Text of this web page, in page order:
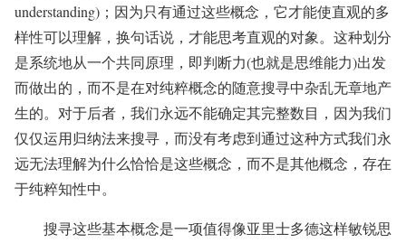
understanding)；因为只有通过这些概念，它才能使直观的多
样性可以理解，换句话说，才能思考直观的对象。这种划分
是系统地从一个共同原理，即判断力(也就是思维能力)出发
而做出的，而不是在对纯粹概念的随意搜寻中杂乱无章地产
生的。对于后者，我们永远不能确定其完整数目，因为我们
仅仅运用归纳法来搜寻，而没有考虑到通过这种方式我们永
远无法理解为什么恰恰是这些概念，而不是其他概念，存在
于纯粹知性中。
搜寻这些基本概念是一项值得像亚里士多德这样敏锐思